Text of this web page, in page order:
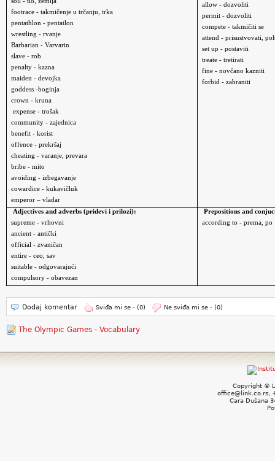
footrace - takmičenje u trčanju, trka
pentathlon - pentatlon
wrestling - rvanje
Barbarian - Varvarin
slave - rob
penalty - kazna
maiden - devojka
goddess -boginja
crown - kruna
expense - trošak
community - zajednica
benefit - korist
offence - prekršaj
cheating - varanje, prevara
bribe - mito
avoiding - izbegavanje
cowardice - kukavičluk
emperor – vladar
allow - dozvoliti
permit - dozvoliti
compete - takmičiti se
attend - prisustvovati,
set up - postaviti
treate - tretirati
fine - novčano kazniti
forbid - zabraniti
Adjectives and adverbs (pridevi i prilozi):
supreme - vrhovni
ancient - antički
official - zvaničan
entire - ceo, sav
suitable - odgovarajući
compulsory - obavezan
Prepositions and
according to - prema, po
Dodaj komentar Sviđa mi se - (0) Ne sviđa mi se - (0)
The Olympic Games - Vocabulary
Copyright ©
office@link.co.rs,
Cara Dušana